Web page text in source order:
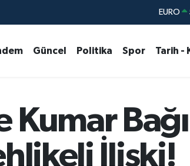
STERLİN
EURO
Güncel Politika Spor Tarih -
İlişki!